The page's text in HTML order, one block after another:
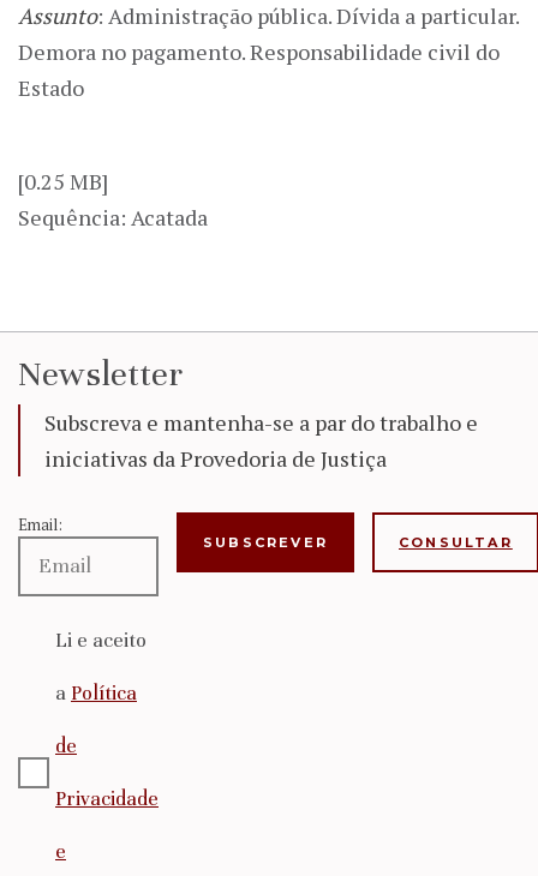
Assunto: Administração pública. Dívida a particular.
Demora no pagamento. Responsabilidade civil do
Estado
[0.25 MB]
Sequência: Acatada
Newsletter
Subscreva e mantenha-se a par do trabalho e
iniciativas da Provedoria de Justiça
Email:
Li e aceito
a Política
de
Privacidade
e
CONSULTAR